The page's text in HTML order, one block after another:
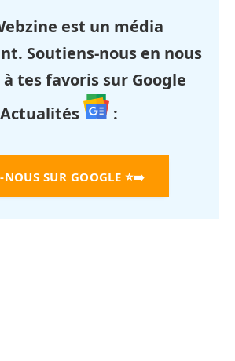
est un média
Soutiens-nous en nous
tes favoris sur Google
Actualités
:
NOUS SUR GOOGLE ⭐➡️